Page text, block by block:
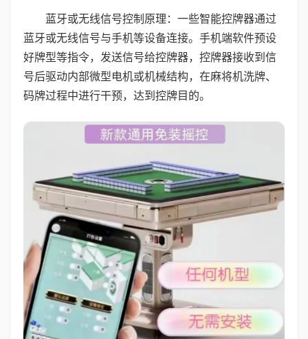
蓝牙或无线信号控制原理：一些智能控牌器通过
蓝牙或无线信号与手机等设备连接。手机端软件预设
好牌型等指令，发送信号给控牌器，控牌器接收到信
号后驱动内部微型电机或机械结构，在麻将机洗牌、
码牌过程中进行干预，达到控牌目的。